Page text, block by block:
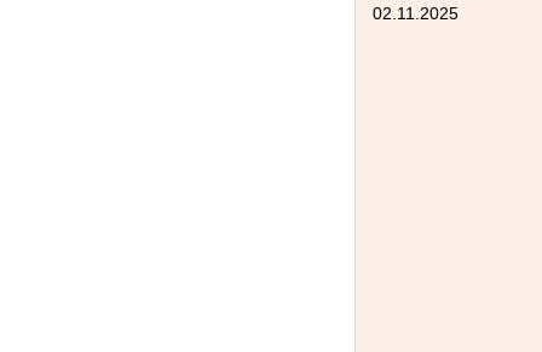
02.11.2025